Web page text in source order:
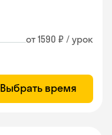
от 1590 ₽ / урок
Выбрать время